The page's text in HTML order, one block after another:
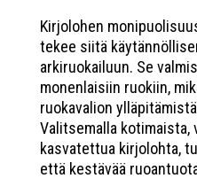
Kirjolohen
tekee siitä
arkiruokailuun. Se
monenlaisiin ruokiin,
ruokavalion
Valitsemalla
kasvatettua kirjolohta,
että kestävää